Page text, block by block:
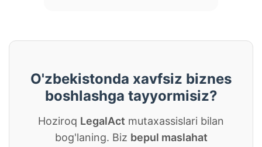
O'zbekistonda xavfsiz biznes
boshlashga tayyormisiz?
Hoziroq LegalAct mutaxassislari bilan
bog'laning. Biz bepul maslahat